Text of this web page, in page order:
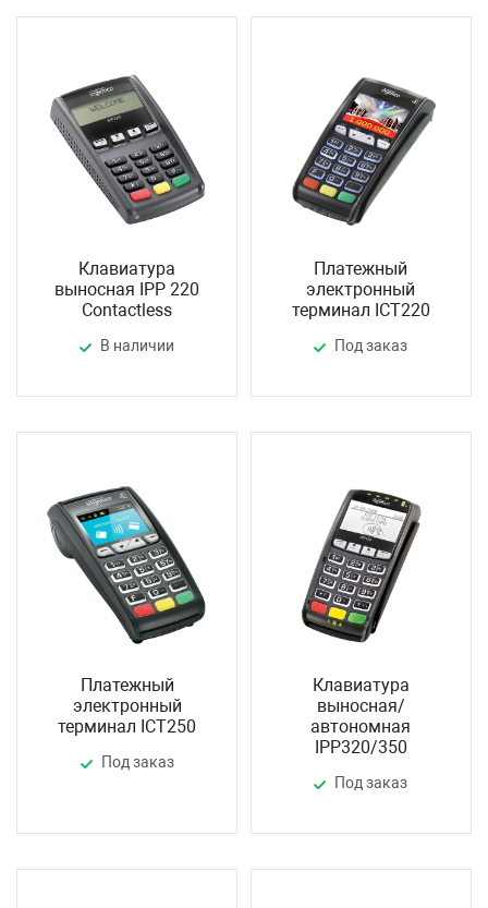
Клавиатура
выносная IPP 220
Contactless
В наличии
Платежный
электронный
терминал ICT220
Под заказ
Платежный
электронный
терминал ICT250
Под заказ
Клавиатура
выносная/
автономная
IPP320/350
Под заказ